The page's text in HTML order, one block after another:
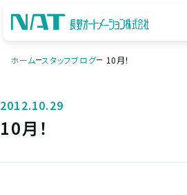
ホーム スタッフブログ 10月！
2012.10.29
10月！